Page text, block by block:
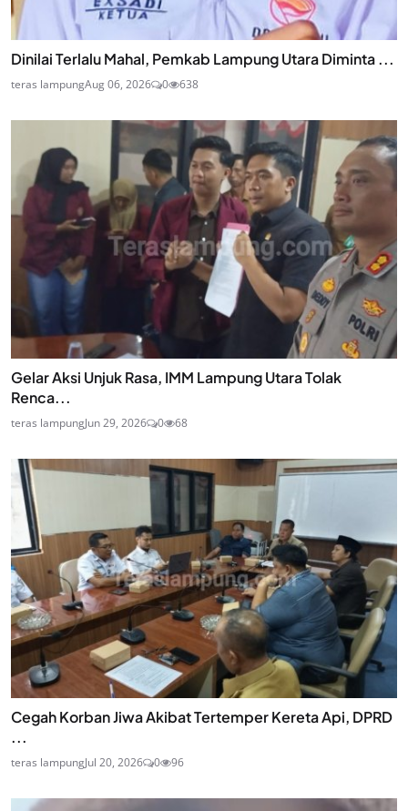
Dinilai Terlalu Mahal, Pemkab Lampung Utara Diminta ...
teras lampungAug 06, 2026 0 638
Gelar Aksi Unjuk Rasa, IMM Lampung Utara Tolak
Renca...
teras lampungJun 29, 2026 0 68
Cegah Korban Jiwa Akibat Tertemper Kereta Api, DPRD
...
teras lampungJul 20, 2026 0 96